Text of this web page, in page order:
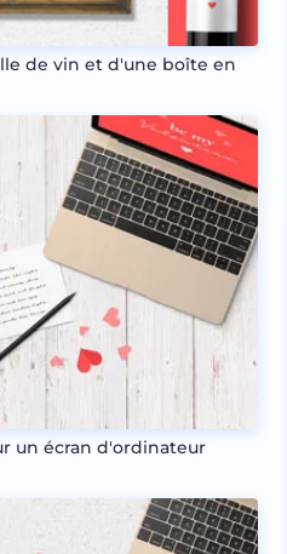
de vin et d'une boîte en
un écran d'ordinateur